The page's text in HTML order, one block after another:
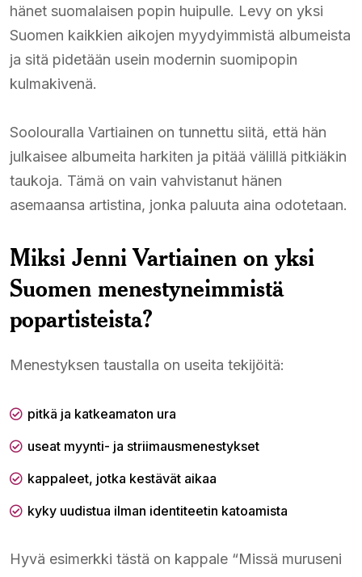
hänet suomalaisen popin huipulle. Levy on yksi
Suomen kaikkien aikojen myydyimmistä albumeista
ja sitä pidetään usein modernin suomipopin
kulmakivenä.
Soolouralla Vartiainen on tunnettu siitä, että hän
julkaisee albumeita harkiten ja pitää välillä pitkiäkin
taukoja. Tämä on vain vahvistanut hänen
asemaansa artistina, jonka paluuta aina odotetaan.
Miksi Jenni Vartiainen on yksi
Suomen menestyneimmistä
popartisteista?
Menestyksen taustalla on useita tekijöitä:
pitkä ja katkeamaton ura
useat myynti- ja striimausmenestykset
kappaleet, jotka kestävät aikaa
kyky uudistua ilman identiteetin katoamista
Hyvä esimerkki tästä on kappale “Missä muruseni